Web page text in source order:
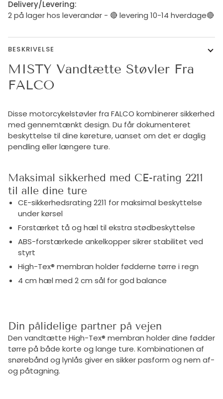
Delivery/Levering:
2 på lager hos leverandør - 🔴 levering 10-14 hverdage🔴
BESKRIVELSE
MISTY Vandtætte Støvler Fra
FALCO
Disse motorcykelstøvler fra FALCO kombinerer sikkerhed
med gennemtænkt design. Du får dokumenteret
beskyttelse til dine køreture, uanset om det er daglig
pendling eller længere ture.
Maksimal sikkerhed med CE-rating 2211
til alle dine ture
CE-sikkerhedsrating 2211 for maksimal beskyttelse
under kørsel
Forstærket tå og hæl til ekstra stødbeskyttelse
ABS-forstærkede ankelkopper sikrer stabilitet ved
styrt
High-Tex® membran holder fødderne tørre i regn
4 cm hæl med 2 cm sål for god balance
Din pålidelige partner på vejen
Den vandtætte High-Tex® membran holder dine fødder
tørre på både korte og lange ture. Kombinationen af
snørebånd og lynlås giver en sikker pasform og nem af-
og påtagning.